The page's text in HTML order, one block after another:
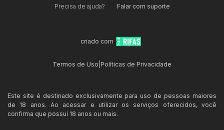
Precisa de ajuda? Falar com suporte
criado com
Termos de Uso Políticas de Privacidade
Este site é destinado exclusivamente para uso de pessoas maiores
de 18 anos. Ao acessar e utilizar os serviços oferecidos, você
confirma que possui 18 anos ou mais.